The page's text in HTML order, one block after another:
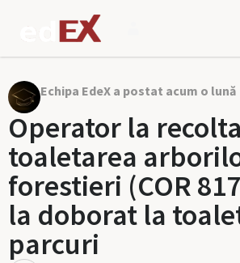
Echipa EdeX a postat acum o lună
Operator la
toaletarea
forestieri (COR
la doborat la
parcuri